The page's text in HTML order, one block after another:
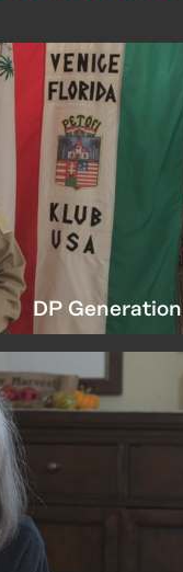
DP Generation